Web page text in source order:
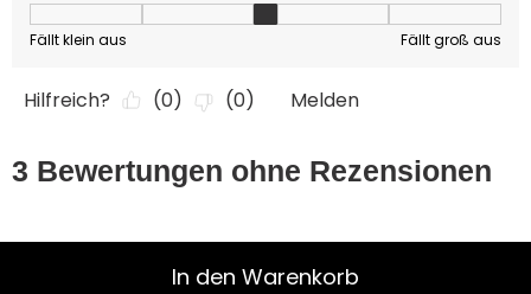
In den Warenkorb